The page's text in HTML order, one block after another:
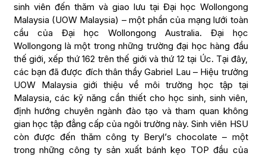
sinh viên đến thăm và giao lưu tại Đại học Wollongong
Malaysia (UOW Malaysia) – một phần của mạng lưới toàn
cầu của Đại học Wollongong Australia. Đại học
Wollongong là một trong những trường đại học hàng đầu
thế giới, xếp thứ 162 trên thế giới và thứ 12 tại Úc. Tại đây,
các bạn đã được đích thân thầy Gabriel Lau – Hiệu trưởng
UOW Malaysia giới thiệu về môi trường học tập tại
Malaysia, các kỹ năng cần thiết cho học sinh, sinh viên,
định hướng chuyên ngành đào tạo và tham quan không
gian học tập đẳng cấp của ngôi trường này. Sinh viên HSU
còn được đến thăm công ty Beryl’s chocolate – một
trong những công ty sản xuất bánh kẹo TOP đầu của